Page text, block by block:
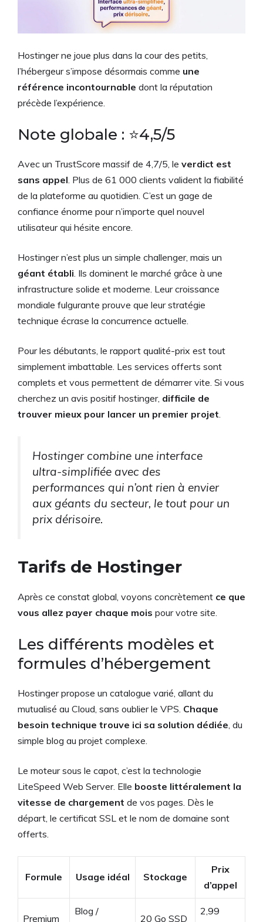
Hostinger ne joue plus dans la cour des petits,
l’hébergeur s’impose désormais comme une
référence incontournable dont la réputation
précède l’expérience.
Note globale : ⭐4,5/5
Avec un TrustScore massif de 4,7/5, le verdict est
sans appel. Plus de 61 000 clients valident la fiabilité
de la plateforme au quotidien. C’est un gage de
confiance énorme pour n’importe quel nouvel
utilisateur qui hésite encore.
Hostinger n’est plus un simple challenger, mais un
géant établi. Ils dominent le marché grâce à une
infrastructure solide et moderne. Leur croissance
mondiale fulgurante prouve que leur stratégie
technique écrase la concurrence actuelle.
Pour les débutants, le rapport qualité-prix est tout
simplement imbattable. Les services offerts sont
complets et vous permettent de démarrer vite. Si vous
cherchez un avis positif hostinger, difficile de
trouver mieux pour lancer un premier projet.
Hostinger combine une interface
ultra-simplifiée avec des
performances qui n’ont rien à envier
aux géants du secteur, le tout pour un
prix dérisoire.
Tarifs de Hostinger
Après ce constat global, voyons concrètement ce que
vous allez payer chaque mois pour votre site.
Les différents modèles et
formules d’hébergement
Hostinger propose un catalogue varié, allant du
mutualisé au Cloud, sans oublier le VPS. Chaque
besoin technique trouve ici sa solution dédiée, du
simple blog au projet complexe.
Le moteur sous le capot, c’est la technologie
LiteSpeed Web Server. Elle booste littéralement la
vitesse de chargement de vos pages. Dès le
départ, le certificat SSL et le nom de domaine sont
offerts.
Formule Usage idéal Stockage
Prix
d’appel
Premium
Blog /
20 Go SSD
2,99